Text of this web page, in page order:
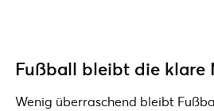
Fußball bleibt die klare
Wenig überraschend bleibt